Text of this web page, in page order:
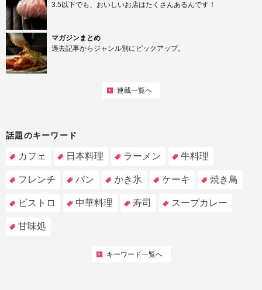
3.5以下でも、おいしいお店はたくさんあるんです！
マガジンまとめ
過去記事からジャンル別にピックアップ。
連載一覧へ
話題のキーワード
カフェ 日本料理 ラーメン 牛料理
フレンチ パン かき氷 ケーキ 焼き鳥
ビストロ 中華料理 寿司 スープカレー
甘味処
キーワード一覧へ